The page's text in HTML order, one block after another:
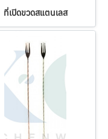
ที่เปิดขวดสแตนเลส